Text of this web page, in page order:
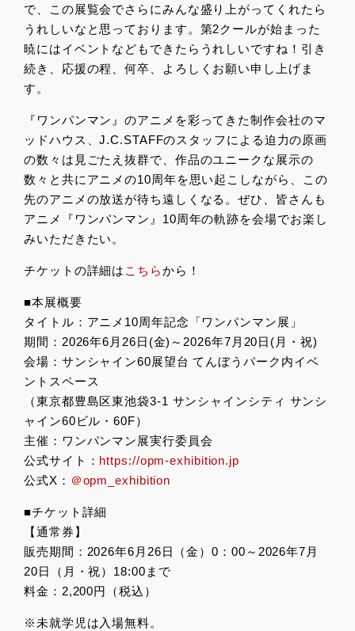
で、この展覧会でさらにみんな盛り上がってくれたら
うれしいなと思っております。第2クールが始まった
暁にはイベントなどもできたらうれしいですね！引き
続き、応援の程、何卒、よろしくお願い申し上げま
す。
『ワンパンマン』のアニメを彩ってきた制作会社のマ
ッドハウス、J.C.STAFFのスタッフによる迫力の原画
の数々は見ごたえ抜群で、作品のユニークな展示の
数々と共にアニメの10周年を思い起こしながら、この
先のアニメの放送が待ち遠しくなる。ぜひ、皆さんも
アニメ『ワンパンマン』10周年の軌跡を会場でお楽し
みいただきたい。
チケットの詳細は こちらから！
■本展概要
タイトル：アニメ10周年記念「ワンパンマン展」
期間：2026年6月26日(金)～2026年7月20日(月・祝)
会場：サンシャイン60展望台 てんぼうパーク内イベ
ントスペース
（東京都豊島区東池袋3-1 サンシャインシティ サンシ
ャイン60ビル・60F）
主催：ワンパンマン展実行委員会
公式サイト： https://opm-exhibition.jp
公式X： ＠opm_exhibition
■チケット詳細
【通常券】
販売期間：2026年6月26日（金）0：00～2026年7月
20日（月・祝）18:00まで
料金：2,200円（税込）
※未就学児は入場無料。